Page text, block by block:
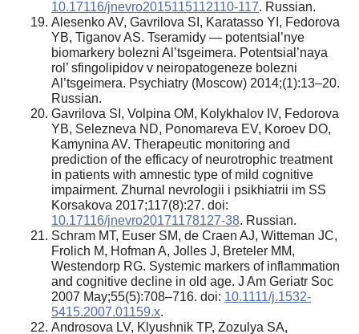
10.17116/jnevro2015115112110-117. Russian.
Alesenko AV, Gavrilova SI, Karatasso YI, Fedorova
YB, Tiganov AS. Tseramidy — potentsial’nye
biomarkery bolezni Al’tsgeimera. Potentsial’naya
rol’ sfingolipidov v neiropatogeneze bolezni
Al’tsgeimera. Psychiatry (Moscow) 2014;(1):13–20.
Russian.
Gavrilova SI, Volpina OM, Kolykhalov IV, Fedorova
YB, Selezneva ND, Ponomareva EV, Koroev DO,
Kamynina AV. Therapeutic monitoring and
prediction of the efficacy of neurotrophic treatment
in patients with amnestic type of mild cognitive
impairment. Zhurnal nevrologii i psikhiatrii im SS
Korsakova 2017;117(8):27. doi:
10.17116/jnevro20171178127-38. Russian.
Schram MT, Euser SM, de Craen AJ, Witteman JC,
Frolich M, Hofman A, Jolles J, Breteler MM,
Westendorp RG. Systemic markers of inflammation
and cognitive decline in old age. J Am Geriatr Soc
2007 May;55(5):708–716. doi: 10.1111/j.1532-
5415.2007.01159.x.
Androsova LV, Klyushnik TP, Zozulya SA,